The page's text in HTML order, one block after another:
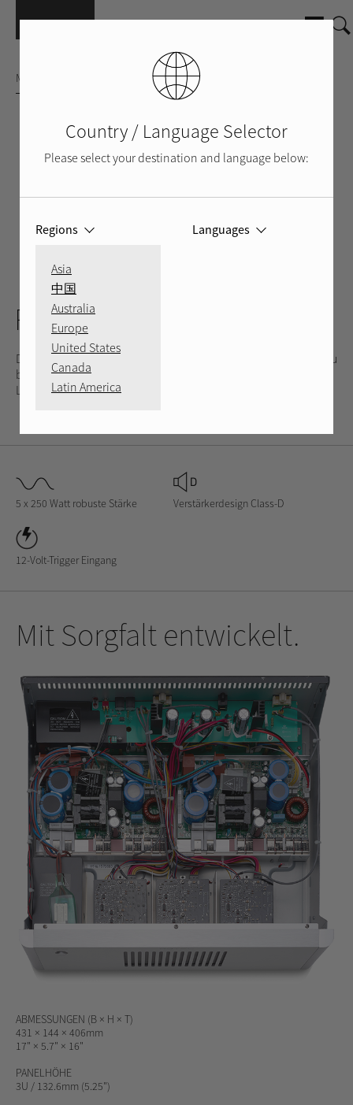
MULTIKANAL-VERSTÄRKER
RMB-1575
Der RMB-1575 wurde entworfen, um in kleinen Räumen kühl zu
bleiben und dennoch mit seinem D-Klasse-Design einen
Leistungs-Output von 5 x 250 Watt pro Kanal beizubehalten.
5 x 250 Watt robuste Stärke Verstärkerdesign Class-D
12-Volt-Trigger Eingang
Mit Sorgfalt entwickelt.
ABMESSUNGEN (B × H × T)
431 × 144 × 406mm
17" × 5.7" × 16"
PANELHÖHE
3U / 132.6mm (5.25")
Country / Language Selector
Please select your destination and language below:
Regions
Asia
中国
Australia
Europe
United States
Canada
Latin America
Languages